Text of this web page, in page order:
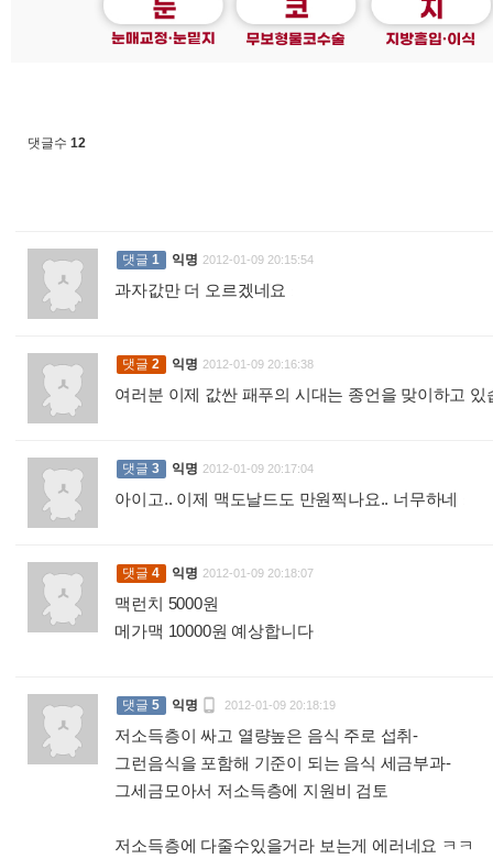
댓글수 12
댓글 1 익명 2012-01-09 20:15:54
과자값만 더 오르겠네요
댓글 2 익명 2012-01-09 20:16:38
여러분 이제 값싼 패푸의 시대는 종언을 맞이하고
댓글 3 익명 2012-01-09 20:17:04
아이고.. 이제 맥도날드도 만원찍나요.. 너무하네
댓글 4 익명 2012-01-09 20:18:07
맥런치 5000원
메가맥 10000원 예상합니다
댓글 5 익명  2012-01-09 20:18:19
저소득층이 싸고 열량높은 음식 주로 섭취-
그런음식을 포함해 기준이 되는 음식 세금부과-
그세금모아서 저소득층에 지원비 검토
저소득층에 다줄수있을거라 보는게 에러네요 ㅋㅋ